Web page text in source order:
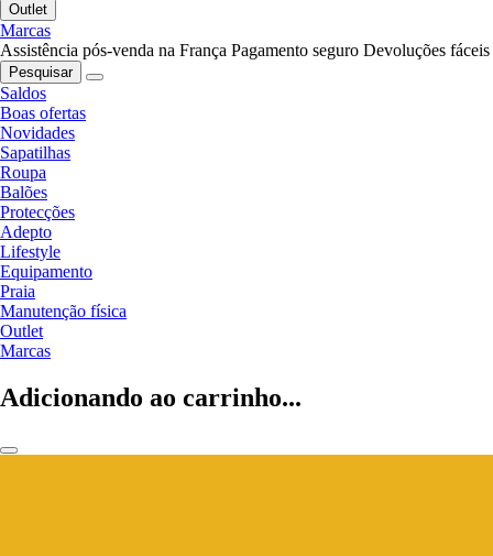
Outlet
Marcas
Assistência pós-venda na França Pagamento seguro Devoluções fáceis
Pesquisar
Saldos
Boas ofertas
Novidades
Sapatilhas
Roupa
Balões
Protecções
Adepto
Lifestyle
Equipamento
Praia
Manutenção física
Outlet
Marcas
Adicionando ao carrinho...